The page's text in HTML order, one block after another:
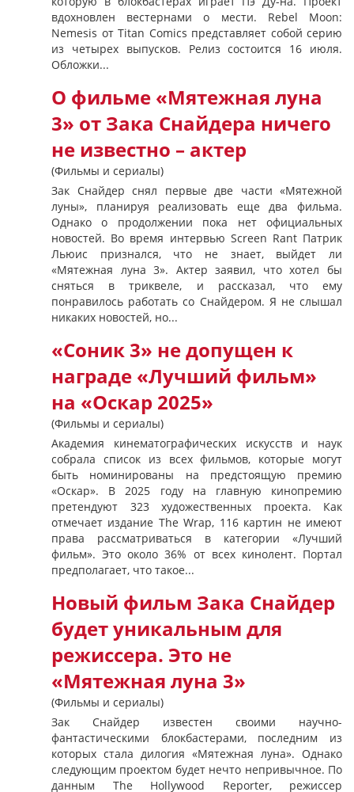
вдохновлен вестернами о мести. Rebel Moon:
Nemesis от Titan Comics представляет собой серию
из четырех выпусков. Релиз состоится 16 июля.
Обложки...
О фильме «Мятежная луна
3» от Зака Снайдера ничего
не известно – актер
(Фильмы и сериалы)
Зак Снайдер снял первые две части «Мятежной
луны», планируя реализовать еще два фильма.
Однако о продолжении пока нет официальных
новостей. Во время интервью Screen Rant Патрик
Льюис признался, что не знает, выйдет ли
«Мятежная луна 3». Актер заявил, что хотел бы
сняться в триквеле, и рассказал, что ему
понравилось работать со Снайдером. Я не слышал
никаких новостей, но...
«Соник 3» не допущен к
награде «Лучший фильм»
на «Оскар 2025»
(Фильмы и сериалы)
Академия кинематографических искусств и наук
собрала список из всех фильмов, которые могут
быть номинированы на предстоящую премию
«Оскар». В 2025 году на главную кинопремию
претендуют 323 художественных проекта. Как
отмечает издание The Wrap, 116 картин не имеют
права рассматриваться в категории «Лучший
фильм». Это около 36% от всех кинолент. Портал
предполагает, что такое...
Новый фильм Зака Снайдер
будет уникальным для
режиссера. Это не
«Мятежная луна 3»
(Фильмы и сериалы)
Зак Снайдер известен своими научно-
фантастическими блокбастерами, последним из
которых стала дилогия «Мятежная луна». Однако
следующим проектом будет нечто непривычное. По
данным The Hollywood Reporter, режиссер